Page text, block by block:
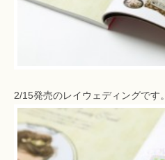
2/15発売のレイウェディングです。